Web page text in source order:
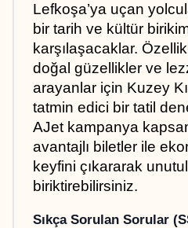
Lefkoşa’ya uçan
bir tarih ve kültür
karşılaşacaklar.
doğal güzellikler ve
arayanlar için Kuzey
tatmin edici bir tatil
AJet kampanya
avantajlı biletler ile
keyfini çıkararak
biriktirebilirsiniz.
Sıkça Sorulan Sorular